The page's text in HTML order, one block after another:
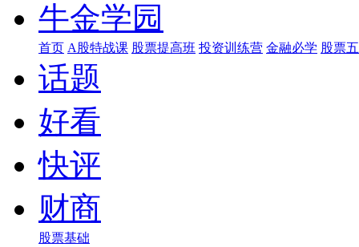
牛金学园
首页 A股特战课 股票提高班 投资训练营 金融必学 股票
话题
好看
快评
财商
股票基础